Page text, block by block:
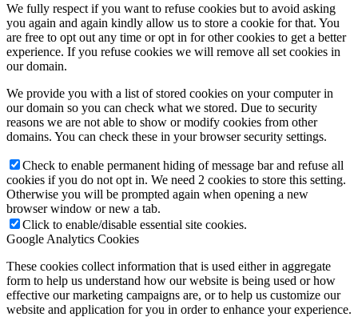
KONTAKT
We fully respect if you want to refuse cookies but to avoid asking
you again and again kindly allow us to store a cookie for that. You
are free to opt out any time or opt in for other cookies to get a better
experience. If you refuse cookies we will remove all set cookies in
our domain.
We provide you with a list of stored cookies on your computer in
our domain so you can check what we stored. Due to security
reasons we are not able to show or modify cookies from other
domains. You can check these in your browser security settings.
Check to enable permanent hiding of message bar and refuse all
cookies if you do not opt in. We need 2 cookies to store this setting.
Otherwise you will be prompted again when opening a new
browser window or new a tab.
Click to enable/disable essential site cookies.
Google Analytics Cookies
These cookies collect information that is used either in aggregate
form to help us understand how our website is being used or how
effective our marketing campaigns are, or to help us customize our
website and application for you in order to enhance your experience.